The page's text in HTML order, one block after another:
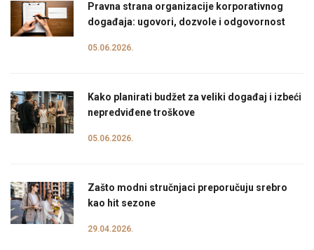
Pravna strana organizacije korporativnog
događaja: ugovori, dozvole i odgovornost
05.06.2026.
Kako planirati budžet za veliki događaj i izbeći
nepredviđene troškove
05.06.2026.
Zašto modni stručnjaci preporučuju srebro
kao hit sezone
29.04.2026.